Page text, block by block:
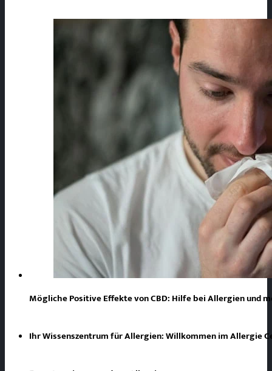
Mögliche Positive Effekte von CBD: Hilfe bei Allergien und
Ihr Wissenszentrum für Allergien: Willkommen im Allergie